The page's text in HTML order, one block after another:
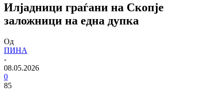
Илјадници граѓани на Скопје
заложници на една дупка
Од
ПИНА
-
08.05.2026
0
85